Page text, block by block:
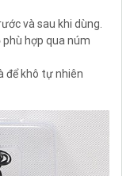
và sau khi dùng.
phù hợp qua núm
để khô tự nhiên